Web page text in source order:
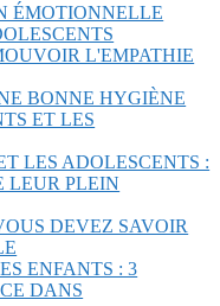
ÉMOTIONNELLE
L'EMPATHIE
BONNE HYGIÈNE
ET LES
LES ADOLESCENTS :
LEUR PLEIN
DEVEZ SAVOIR
ENFANTS : 3
DANS